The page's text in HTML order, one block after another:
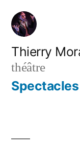
Thierry
théâtre
Spectacles